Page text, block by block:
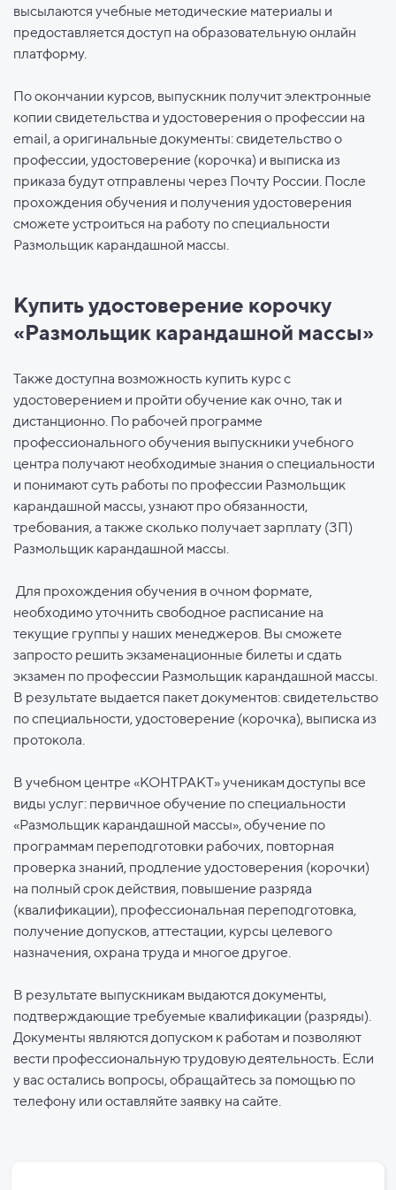
высылаются учебные методические материалы и
предоставляется доступ на образовательную онлайн
платформу.
По окончании курсов, выпускник получит электронные
копии свидетельства и удостоверения о профессии на
email, а оригинальные документы: свидетельство о
профессии, удостоверение (корочка) и выписка из
приказа будут отправлены через Почту России. После
прохождения обучения и получения удостоверения
сможете устроиться на работу по специальности
Размольщик карандашной массы.
Купить удостоверение корочку
«Размольщик карандашной массы»
Также доступна возможность купить курс с
удостоверением и пройти обучение как очно, так и
дистанционно. По рабочей программе
профессионального обучения выпускники учебного
центра получают необходимые знания о специальности
и понимают суть работы по профессии Размольщик
карандашной массы, узнают про обязанности,
требования, а также сколько получает зарплату (ЗП)
Размольщик карандашной массы.
Для прохождения обучения в очном формате,
необходимо уточнить свободное расписание на
текущие группы у наших менеджеров. Вы сможете
запросто решить экзаменационные билеты и сдать
экзамен по профессии Размольщик карандашной массы.
В результате выдается пакет документов: свидетельство
по специальности, удостоверение (корочка), выписка из
протокола.
В учебном центре «КОНТРАКТ» ученикам доступы все
виды услуг: первичное обучение по специальности
«Размольщик карандашной массы», обучение по
программам переподготовки рабочих, повторная
проверка знаний, продление удостоверения (корочки)
на полный срок действия, повышение разряда
(квалификации), профессиональная переподготовка,
получение допусков, аттестации, курсы целевого
назначения, охрана труда и многое другое.
В результате выпускникам выдаются документы,
подтверждающие требуемые квалификации (разряды).
Документы являются допуском к работам и позволяют
вести профессиональную трудовую деятельность. Если
у вас остались вопросы, обращайтесь за помощью по
телефону или оставляйте заявку на сайте.